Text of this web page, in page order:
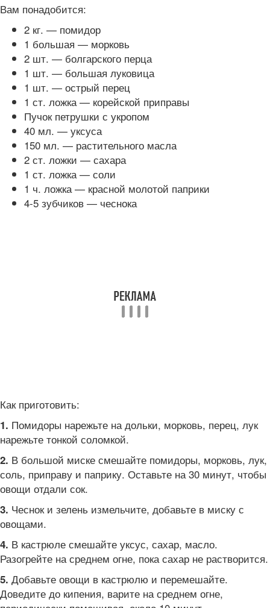
Вам понадобится:
2 кг. — помидор
1 большая — морковь
2 шт. — болгарского перца
1 шт. — большая луковица
1 шт. — острый перец
1 ст. ложка — корейской приправы
Пучок петрушки с укропом
40 мл. — уксуса
150 мл. — растительного масла
2 ст. ложки — сахара
1 ст. ложка — соли
1 ч. ложка — красной молотой паприки
4-5 зубчиков — чеснока
Как приготовить:
1. Помидоры нарежьте на дольки, морковь, перец, лук
нарежьте тонкой соломкой.
2. В большой миске смешайте помидоры, морковь, лук,
соль, приправу и паприку. Оставьте на 30 минут, чтобы
овощи отдали сок.
3. Чеснок и зелень измельчите, добавьте в миску с
овощами.
4. В кастрюле смешайте уксус, сахар, масло.
Разогрейте на среднем огне, пока сахар не растворится.
5. Добавьте овощи в кастрюлю и перемешайте.
Доведите до кипения, варите на среднем огне,